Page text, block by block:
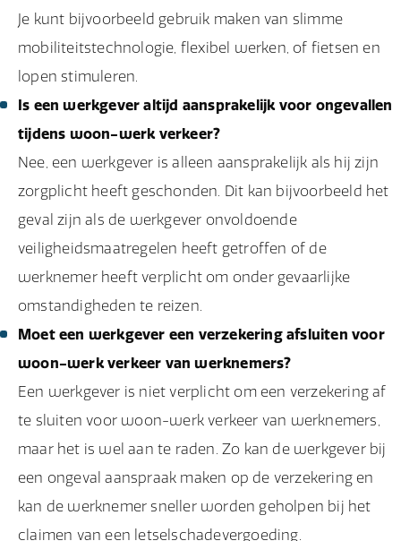
Je kunt bijvoorbeeld gebruik maken van slimme
mobiliteitstechnologie, flexibel werken, of fietsen en
lopen stimuleren.
Is een werkgever altijd aansprakelijk voor ongevallen
tijdens woon-werk verkeer?
Nee, een werkgever is alleen aansprakelijk als hij zijn
zorgplicht heeft geschonden. Dit kan bijvoorbeeld het
geval zijn als de werkgever onvoldoende
veiligheidsmaatregelen heeft getroffen of de
werknemer heeft verplicht om onder gevaarlijke
omstandigheden te reizen.
Moet een werkgever een verzekering afsluiten voor
woon-werk verkeer van werknemers?
Een werkgever is niet verplicht om een verzekering af
te sluiten voor woon-werk verkeer van werknemers,
maar het is wel aan te raden. Zo kan de werkgever bij
een ongeval aanspraak maken op de verzekering en
kan de werknemer sneller worden geholpen bij het
claimen van een letselschadevergoeding.